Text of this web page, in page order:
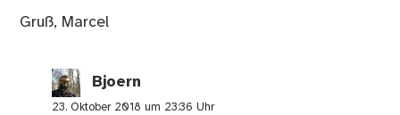
Gruß, Marcel
Bjoern
23. Oktober 2018 um 23:36 Uhr